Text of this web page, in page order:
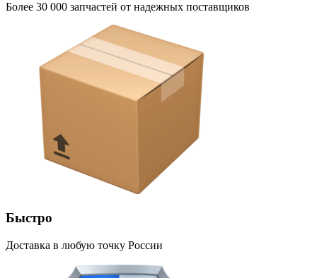
Более 30 000 запчастей от надежных поставщиков
Быстро
Доставка в любую точку России